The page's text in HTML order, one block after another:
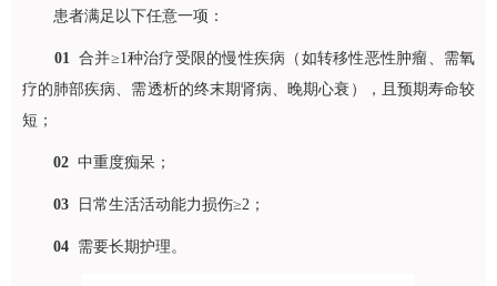
患者满足以下任意一项：
01 合并≥1种治疗受限的慢性疾病（如转移性恶性肿瘤、需氧
疗的肺部疾病、需透析的终末期肾病、晚期心衰），且预期寿命较
短；
02 中重度痴呆；
03 日常生活活动能力损伤≥2；
04 需要长期护理。